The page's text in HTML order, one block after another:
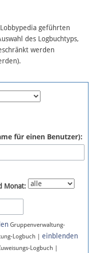
geführten
des Logbuchtyps,
werden
für einen Benutzer):
Monat:
Gruppenverwaltung-
Logbuch | einblenden
Logbuch |